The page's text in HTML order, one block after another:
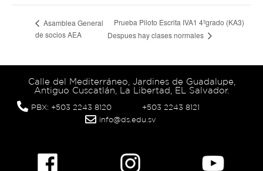
Asamblea General
de socios AEA
Prueba Piloto Escrita IVA1 4ºgrado (KA3)
Despues hay clases normales
Calle del Mediterráneo, Jardines de Guadalupe,
Antiguo Cuscatlán, La Libertad, EL Salvador.
PBX: +503 2243 8120
+503 2243 8121
info@ds.edu.sv